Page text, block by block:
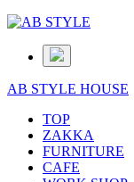
AB STYLE HOUSE
TOP
ZAKKA
FURNITURE
CAFE